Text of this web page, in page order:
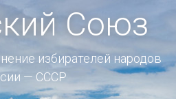
Союз
избирателей народов
— СССР